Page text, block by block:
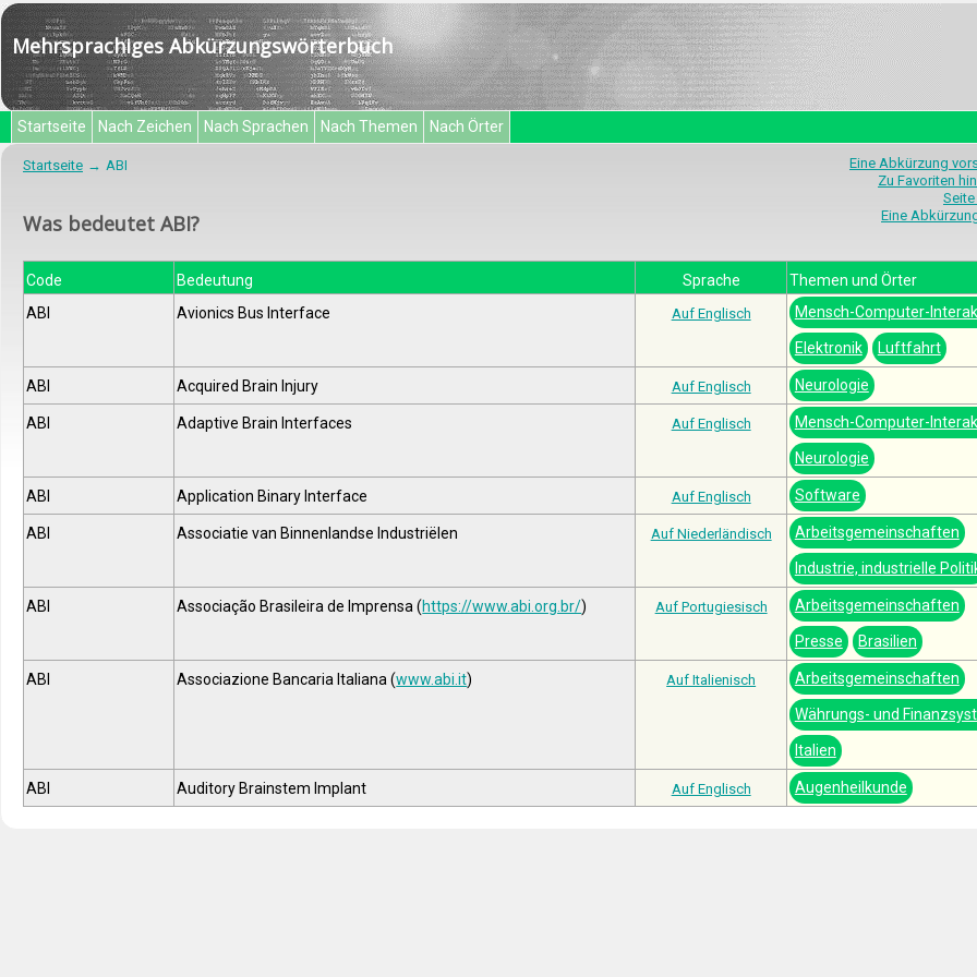
Mehrsprachiges Abkürzungswörterbuch
Startseite Nach Zeichen Nach Sprachen Nach Themen Nach Örter
Eine Abkürzung
Zu Favoriten
Eine
Startseite ABI
Was bedeutet ABI?
Code Bedeutung Sprache
Themen und Örter
ABI
Avionics Bus Interface Auf Englisch Mensch-Computer-
Elektronik Luftfahrt
ABI Acquired Brain Injury Auf Englisch Neurologie
ABI Adaptive Brain Interfaces Auf Englisch Mensch-Computer-
Neurologie
ABI Application Binary Interface Auf Englisch Software
ABI Associatie van Binnenlandse Industriëlen Auf Niederländisch Arbeitsgemeinschaften
Industrie, industrielle
ABI Associação Brasileira de Imprensa (https://www.abi.org.br/) Auf Portugiesisch Arbeitsgemeinschaften
Presse Brasilien
ABI Associazione Bancaria Italiana (www.abi.it) Auf Italienisch Arbeitsgemeinschaften
Währungs- und
Italien
ABI Auditory Brainstem Implant Auf Englisch Augenheilkunde